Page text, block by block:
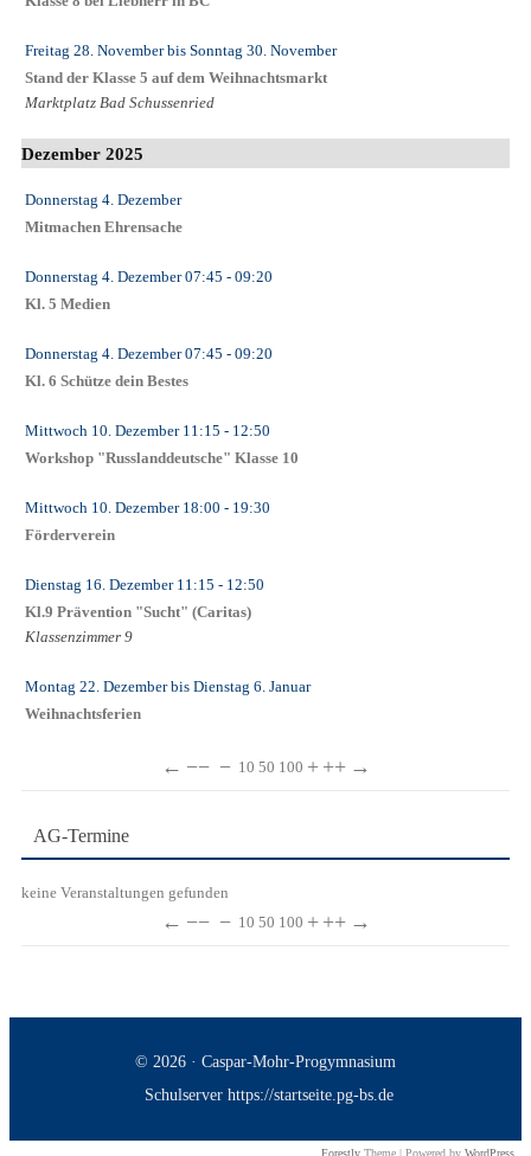
Freitag 28. Novemberbis Sonntag 30. November
Stand der Klasse 5 auf dem Weihnachtsmarkt
Marktplatz Bad Schussenried
Dezember 2025
Donnerstag 4. Dezember
Mitmachen Ehrensache
Donnerstag 4. Dezember07:45 - 09:20
Kl. 5 Medien
Donnerstag 4. Dezember07:45 - 09:20
Kl. 6 Schütze dein Bestes
Mittwoch 10. Dezember11:15 - 12:50
Workshop "Russlanddeutsche" Klasse 10
Mittwoch 10. Dezember18:00 - 19:30
Förderverein
Dienstag 16. Dezember11:15 - 12:50
Kl.9 Prävention "Sucht" (Caritas)
Klassenzimmer 9
Montag 22. Dezemberbis Dienstag 6. Januar
Weihnachtsferien
← −− − 10 50 100 + ++ →
AG-Termine
keine Veranstaltungen gefunden
← −− − 10 50 100 + ++ →
© 2026 · Caspar-Mohr-Progymnasium
Schulserver https://startseite.pg-bs.de
Forestly Theme | Powered by WordPress